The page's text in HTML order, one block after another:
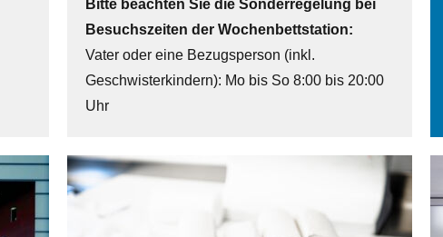
Bitte beachten Sie die Sonderregelung bei
Besuchszeiten der Wochenbettstation:
Vater oder eine Bezugsperson (inkl.
Geschwisterkindern): Mo bis So 8:00 bis 20:00
Uhr